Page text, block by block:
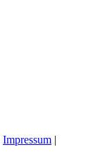
Impressum |